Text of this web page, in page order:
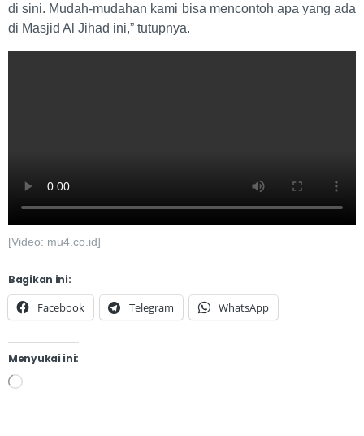
di sini. Mudah-mudahan kami bisa mencontoh apa yang ada
di Masjid Al Jihad ini,” tutupnya.
[Video: mu4.co.id]
Bagikan ini:
Facebook Telegram WhatsApp
Menyukai ini: